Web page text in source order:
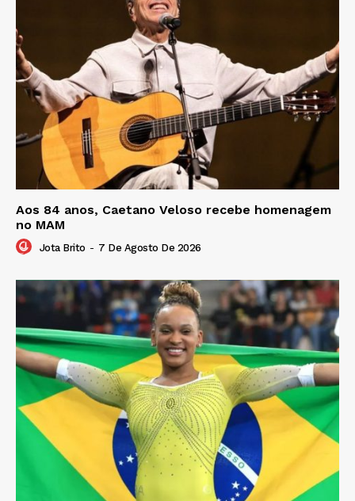
Aos 84 anos, Caetano Veloso recebe homenagem
no MAM
Jota Brito - 7 De Agosto De 2026